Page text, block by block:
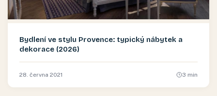
Bydlení ve stylu Provence: typický nábytek a
dekorace (2026)
28. června 2021 3 min